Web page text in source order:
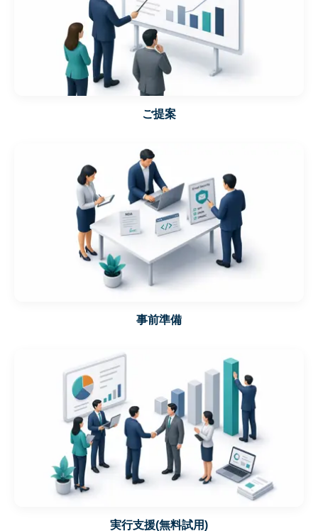
ご提案
事前準備
実行支援(無料試用)